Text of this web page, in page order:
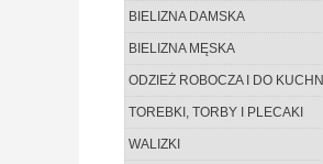
BIELIZNA DAMSKA
BIELIZNA MĘSKA
ODZIEŻ ROBOCZA I DO KUCHNI
TOREBKI, TORBY I PLECAKI
WALIZKI